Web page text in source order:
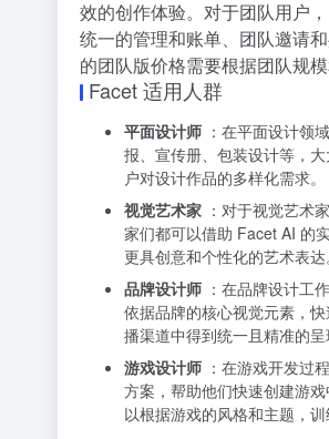
效的创作体验。对于团队用户
统一的管理和账单、团队邀请
的团队版价格需要根据团队规
Facet 适用人群
平面设计师 ：在平面设计领
报、宣传册、包装设计等，
户对设计作品的多样化需求。
视觉艺术家 ：对于视觉艺术
家们都可以借助 Facet AI 的
更具创意和个性化的艺术表达
品牌设计师 ：在品牌设计工
依据品牌的核心视觉元素，
播渠道中得到统一且精准的呈
游戏设计师 ：在游戏开发过
方案，帮助他们快速创建游
以根据游戏的风格和主题，